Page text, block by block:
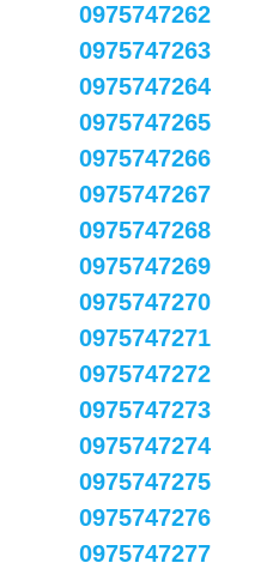
0975747262
0975747263
0975747264
0975747265
0975747266
0975747267
0975747268
0975747269
0975747270
0975747271
0975747272
0975747273
0975747274
0975747275
0975747276
0975747277